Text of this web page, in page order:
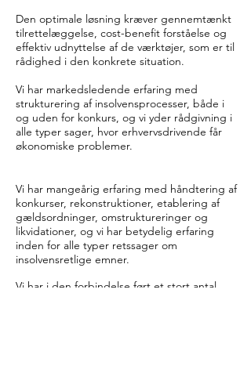
Den optimale løsning kræver gennemtænkt
tilrettelæggelse, cost-benefit forståelse og
effektiv udnyttelse af de værktøjer, som er til
rådighed i den konkrete situation.
Vi har markedsledende erfaring med
strukturering af insolvensprocesser, både i
og uden for konkurs, og vi yder rådgivning i
alle typer sager, hvor erhvervsdrivende får
økonomiske problemer.
Vi har mangeårig erfaring med håndtering af
konkurser, rekonstruktioner, etablering af
gældsordninger, omstruktureringer og
likvidationer, og vi har betydelig erfaring
inden for alle typer retssager om
insolvensretlige emner.
Vi har i den forbindelse ført et stort antal